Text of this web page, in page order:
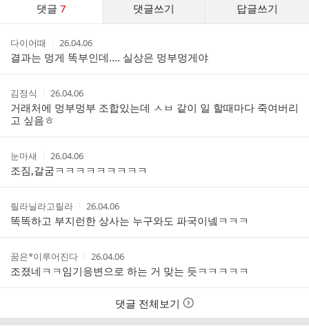
댓글 7 댓글쓰기 답글쓰기
스
작
성
자
다이어때
작
성
시
간
26.04.06
결과는 멍게 똑부인데.... 실상은 멍부멍게야
작
성
자
김정식
작
성
시
간
26.04.06
거래처에 멍부멍부 조합있는데 ㅅㅂ 같이 일 할때마다 죽여버리
고 싶음ㅎ
작
성
자
눈마새
작
성
시
간
26.04.06
조짐,갈굼ㅋㅋㅋㅋㅋㅋㅋㅋㅋ
작
성
자
릴라닐라고릴라
작
성
시
간
26.04.06
똑똑하고 부지런한 상사는 누구와도 파국이넼ㅋㅋㅋ
작
성
자
꿈은*이루어진다
작
성
시
간
26.04.06
조졌네ㅋㅋ임기응변으로 하는 거 맞는 듯ㅋㅋㅋㅋㅋ
댓글 전체보기